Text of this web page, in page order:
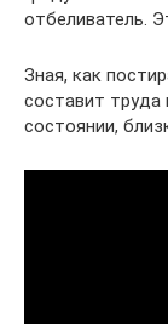
отбеливатель.
Зная, как
составит труда
состоянии,